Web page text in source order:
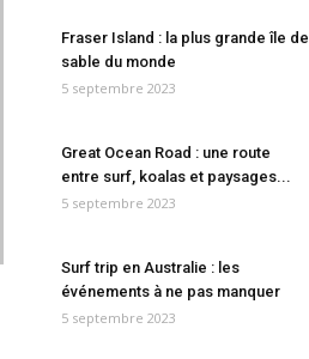
Fraser Island : la plus grande île de
sable du monde
5 septembre 2023
Great Ocean Road : une route
entre surf, koalas et paysages...
5 septembre 2023
Surf trip en Australie : les
événements à ne pas manquer
5 septembre 2023